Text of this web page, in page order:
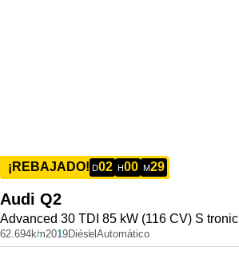
¡REBAJADO! D02 H00 M29
Audi Q2
Advanced 30 TDI 85 kW (116 CV) S tronic
62.694km2019Diésel Automático